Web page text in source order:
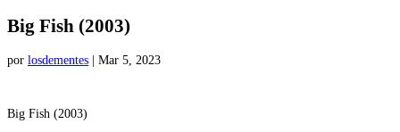
Big Fish (2003)
por losdementes Mar 5, 2023
Big Fish (2003)